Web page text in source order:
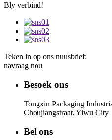
Bly verbind!
Teken in op ons nuusbrief:
navraag nou
Besoek ons
Tongxin Packaging
Choujiangstraat, Yiwu City
Bel ons